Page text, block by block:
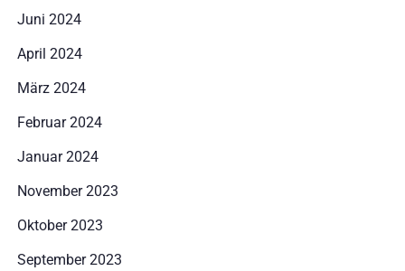
Juni 2024
April 2024
März 2024
Februar 2024
Januar 2024
November 2023
Oktober 2023
September 2023